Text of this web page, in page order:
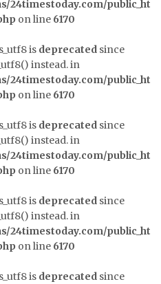
24timestoday.com/public_ht
on line 6170
is deprecated since
instead. in
24timestoday.com/public_ht
on line 6170
is deprecated since
instead. in
24timestoday.com/public_ht
on line 6170
is deprecated since
instead. in
24timestoday.com/public_ht
on line 6170
is deprecated since